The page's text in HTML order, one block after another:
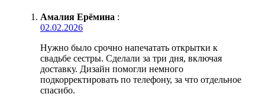
Амалия Ерёмина :
02.02.2026
Нужно было срочно напечатать открытки к
свадьбе сестры. Сделали за три дня, включая
доставку. Дизайн помогли немного
подкорректировать по телефону, за что отдельное
спасибо.